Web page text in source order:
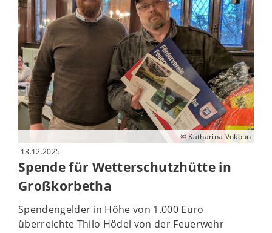
© Katharina Vokoun
18.12.2025
Spende für Wetterschutzhütte in
Großkorbetha
Spendengelder in Höhe von 1.000 Euro
überreichte Thilo Hödel von der Feuerwehr